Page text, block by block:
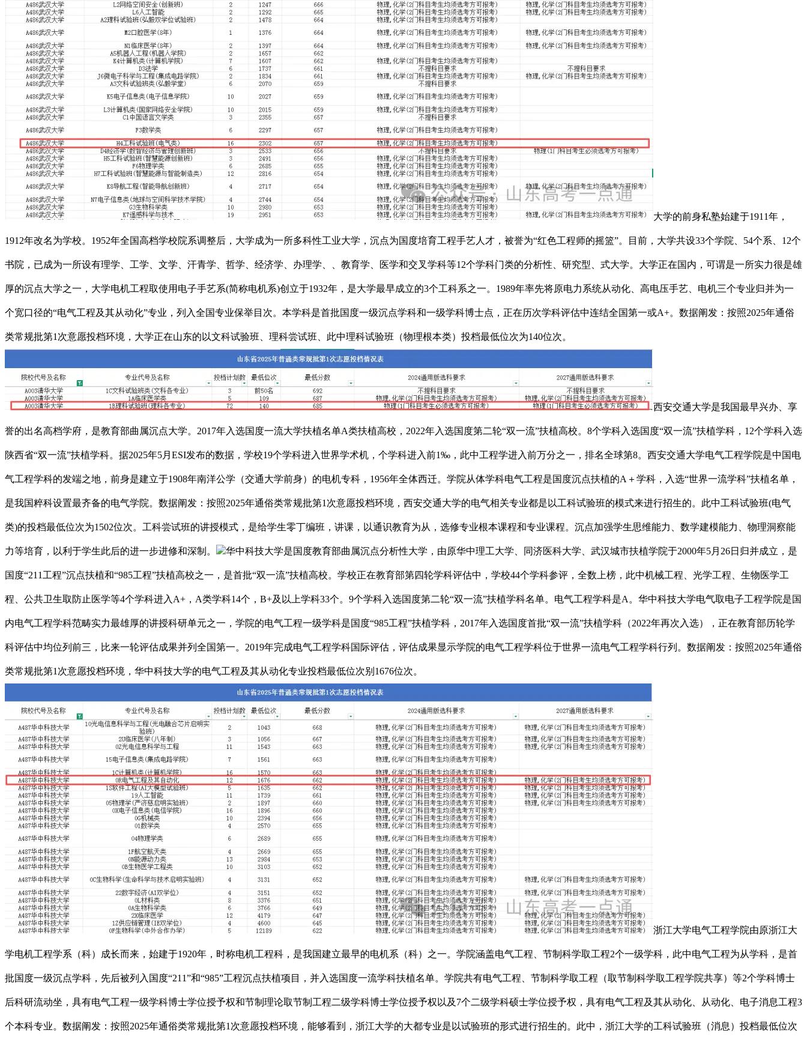
大学的前身私塾始建于1911年，
1912年改名为学校。1952年全国高档学校院系调整后，大学成为一所多科性工业大学，沉点为国度培育工程手艺人才，被誉为“红色工程师的摇篮”。目前，大学共设33个学院、54个系、12个
书院，已成为一所设有理学、工学、文学、汗青学、哲学、经济学、办理学、、教育学、医学和交叉学科等12个学科门类的分析性、研究型、式大学。大学正在国内，可谓是一所实力很是雄
厚的沉点大学之一，大学电机工程取使用电子手艺系(简称电机系)创立于1932年，是大学最早成立的3个工科系之一。1989年率先将原电力系统从动化、高电压手艺、电机三个专业归并为一
个宽口径的“电气工程及其从动化”专业，列入全国专业保举目次。本学科是首批国度一级沉点学科和一级学科博士点，正在历次学科评估中连结全国第一或A+。数据阐发：按照2025年通俗
类常规批第1次意愿投档环境，大学正在山东的以文科试验班、理科尝试班、此中理科试验班（物理根本类）投档最低位次为140位次。
西安交通大学是我国最早兴办、享
誉的出名高档学府，是教育部曲属沉点大学。2017年入选国度一流大学扶植名单A类扶植高校，2022年入选国度第二轮“双一流”扶植高校。8个学科入选国度“双一流”扶植学科，12个学科入选
陕西省“双一流”扶植学科。据2025年5月ESI发布的数据，学校19个学科进入世界学术机，个学科进入前1‰，此中工程学进入前万分之一，排名全球第8。西安交通大学电气工程学院是中国电
气工程学科的发端之地，前身是建立于1908年南洋公学（交通大学前身）的电机专科，1956年全体西迁。学院从体学科电气工程是国度沉点扶植的A＋学科，入选“世界一流学科”扶植名单，
是我国粹科设置最齐备的电气学院。数据阐发：按照2025年通俗类常规批第1次意愿投档环境，西安交通大学的电气相关专业都是以工科试验班的模式来进行招生的。此中工科试验班(电气
类)的投档最低位次为1502位次。工科尝试班的讲授模式，是给学生零丁编班，讲课，以通识教育为从，选修专业根本课程和专业课程。沉点加强学生思维能力、数学建模能力、物理洞察能
力等培育，以利于学生此后的进一步进修和深制。 华中科技大学是国度教育部曲属沉点分析性大学，由原华中理工大学、同济医科大学、武汉城市扶植学院于2000年5月26日归并成立，是
国度“211工程”沉点扶植和“985工程”扶植高校之一，是首批“双一流”扶植高校。学校正在教育部第四轮学科评估中，学校44个学科参评，全数上榜，此中机械工程、光学工程、生物医学工
程、公共卫生取防止医学等4个学科进入A+，A类学科14个，B+及以上学科33个。9个学科入选国度第二轮“双一流”扶植学科名单。电气工程学科是A。华中科技大学电气取电子工程学院是国
内电气工程学科范畴实力最雄厚的讲授科研单元之一，学院的电气工程一级学科是国度“985工程”扶植学科，2017年入选国度首批“双一流”扶植学科（2022年再次入选），正在教育部历轮学
科评估中均位列前三，比来一轮评估成果并列全国第一。2019年完成电气工程学科国际评估，评估成果显示学院的电气工程学科位于世界一流电气工程学科行列。数据阐发：按照2025年通俗
类常规批第1次意愿投档环境，华中科技大学的电气工程及其从动化专业投档最低位次别1676位次。
浙江大学电气工程学院由原浙江大
学电机工程学系（科）成长而来，始建于1920年，时称电机工程科，是我国建立最早的电机系（科）之一。学院涵盖电气工程、节制科学取工程2个一级学科，此中电气工程为从学科，是首
批国度一级沉点学科，先后被列入国度“211”和“985”工程沉点扶植项目，并入选国度一流学科扶植名单。学院共有电气工程、节制科学取工程（取节制科学取工程学院共享）等2个学科博士
后科研流动坐，具有电气工程一级学科博士学位授予权和节制理论取节制工程二级学科博士学位授予权以及7个二级学科硕士学位授予权，具有电气工程及其从动化、从动化、电子消息工程3
个本科专业。数据阐发：按照2025年通俗类常规批第1次意愿投档环境，能够看到，浙江大学的大都专业是以试验班的形式进行招生的。此中，浙江大学的工科试验班（消息）投档最低位次